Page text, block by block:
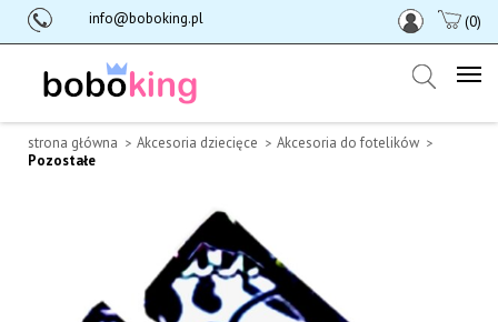
info@boboking.pl (0)
strona główna Akcesoria dziecięce
Akcesoria do fotelików
Pozostałe